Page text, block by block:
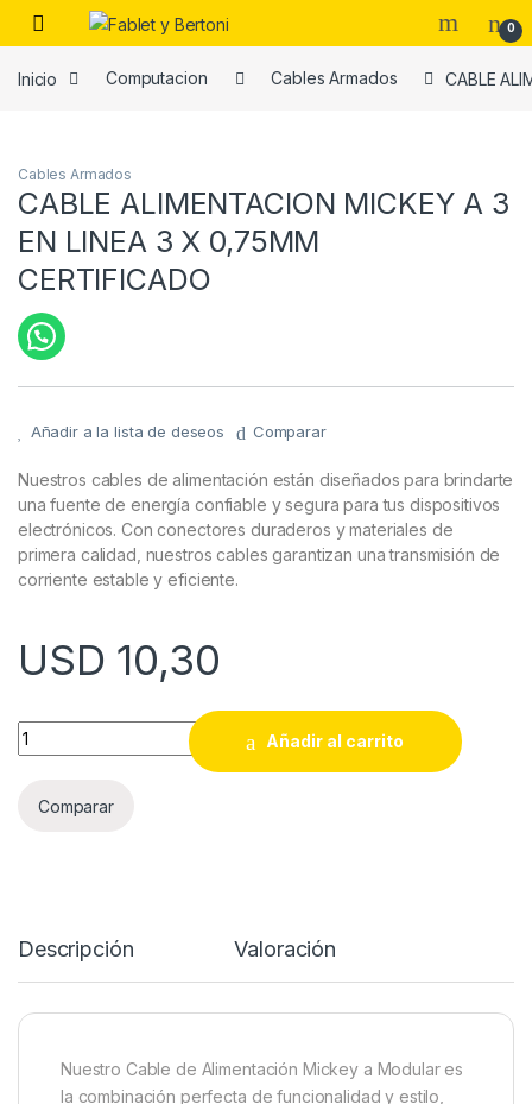
Skip to navigation
Skip to content
0
Inicio Computacion Cables Armados CABLE
Cables Armados
CABLE ALIMENTACION MICKEY A 3
EN LINEA 3 X 0,75MM
CERTIFICADO
Añadir a la lista de deseos Comparar
Nuestros cables de alimentación están diseñados para brindarte
una fuente de energía confiable y segura para tus dispositivos
electrónicos. Con conectores duraderos y materiales de
primera calidad, nuestros cables garantizan una transmisión de
corriente estable y eficiente.
USD 10,30
CABLE ALIMENTACION MICKEY A 3 EN LINEA 3 X 0,75MM
Añadir al carrito
Comparar
Descripción Valoración
Nuestro Cable de Alimentación Mickey a Modular es
la combinación perfecta de funcionalidad y estilo,